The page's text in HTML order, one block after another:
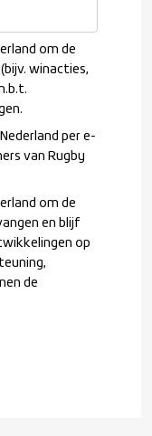
om de
winacties,
per e-
van Rugby
om de
en blijf
op
de